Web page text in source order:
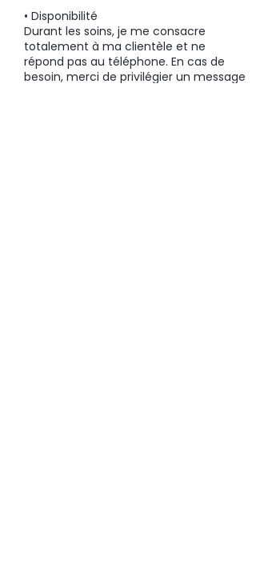
• Disponibilité
Durant les soins, je me consacre
totalement à ma clientèle et ne
répond pas au téléphone. En cas de
besoin, merci de privilégier un message